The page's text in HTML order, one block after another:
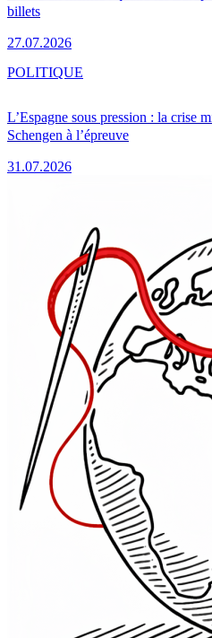
billets
27.07.2026
L’Espagne sous pression : la crise
Schengen à l’épreuve
31.07.2026
POLITIQUE